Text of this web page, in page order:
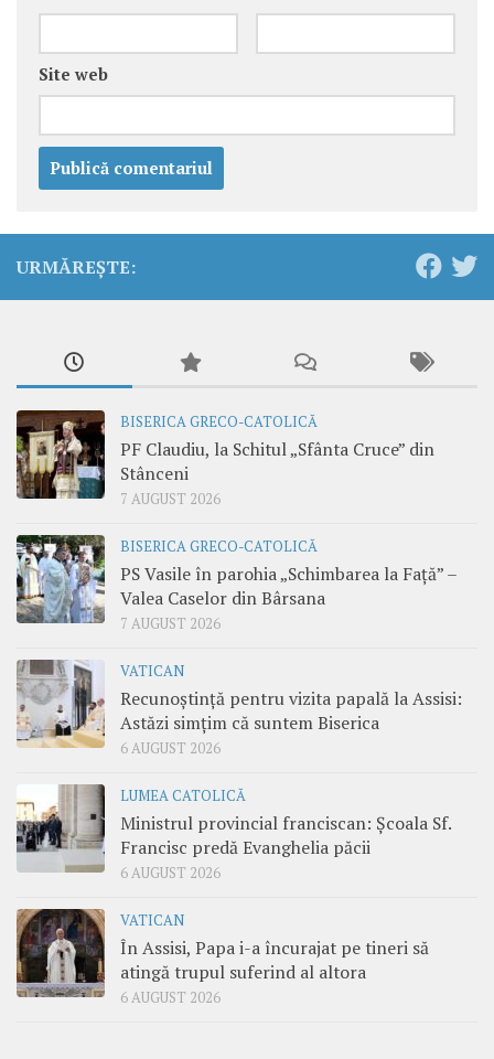
Site web
URMĂREȘTE:
BISERICA GRECO-CATOLICĂ
PF Claudiu, la Schitul „Sfânta Cruce” din
Stânceni
7 AUGUST 2026
BISERICA GRECO-CATOLICĂ
PS Vasile în parohia „Schimbarea la Față” –
Valea Caselor din Bârsana
7 AUGUST 2026
VATICAN
Recunoștință pentru vizita papală la Assisi:
Astăzi simțim că suntem Biserica
6 AUGUST 2026
LUMEA CATOLICĂ
Ministrul provincial franciscan: Școala Sf.
Francisc predă Evanghelia păcii
6 AUGUST 2026
VATICAN
În Assisi, Papa i-a încurajat pe tineri să
atingă trupul suferind al altora
6 AUGUST 2026